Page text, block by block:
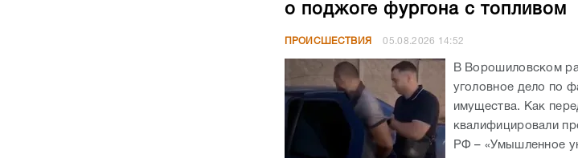
о поджоге фургона с топливом
ПРОИСШЕСТВИЯ 05.08.2026 14:52
В Ворошиловском
уголовное дело по
имущества. Как
квалифицировали
РФ – «Умышленное